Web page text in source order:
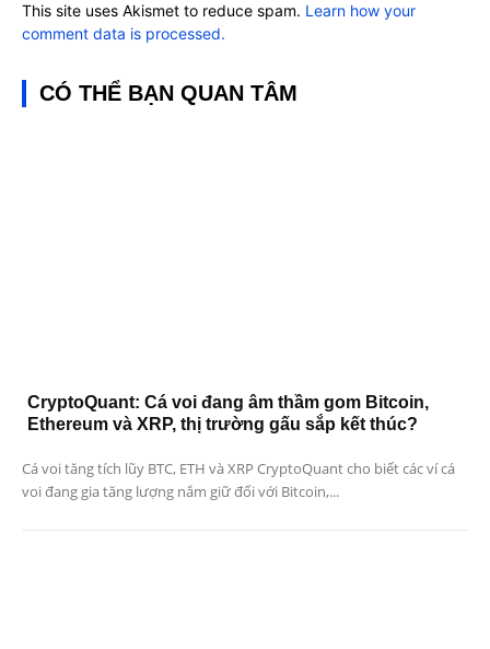
This site uses Akismet to reduce spam. Learn how your
comment data is processed.
CÓ THỂ BẠN QUAN TÂM
CryptoQuant: Cá voi đang âm thầm gom Bitcoin,
Ethereum và XRP, thị trường gấu sắp kết thúc?
Cá voi tăng tích lũy BTC, ETH và XRP CryptoQuant cho biết các ví cá
voi đang gia tăng lượng nắm giữ đối với Bitcoin,...